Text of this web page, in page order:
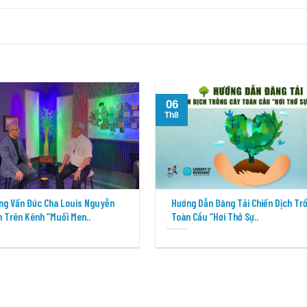
Vấn Đức Cha Louis Nguyễn
Trên Kênh “Muối Men..
Hướng Dẫn Đăng Tải Chiến Dịch
Toàn Cầu “Hơi Thở Sự..
06
Th8